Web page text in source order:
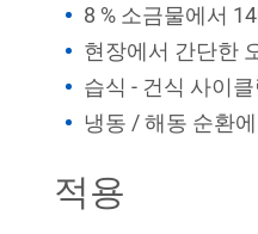
8 % 소금물에서
현장에서 간단한
습식 - 건식 사이
냉동 / 해동 순환
적용